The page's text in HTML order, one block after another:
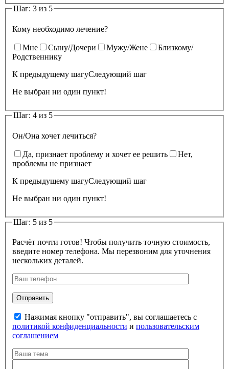
Шаг: 3 из 5
Кому необходимо лечение?
Мне Сыну/Дочери Мужу/Жене
Близкому/
Родственнику
К предыдущему шагуСледующий шаг
Не выбран ни один пункт!
Шаг: 4 из 5
Он/Она хочет лечиться?
Да, признает проблему и хочет ее решить
Нет,
проблемы не признает
К предыдущему шагуСледующий шаг
Не выбран ни один пункт!
Шаг: 5 из 5
Расчёт почти готов! Чтобы получить точную стоимость,
введите номер телефона. Мы перезвоним для уточнения
нескольких деталей.
Нажимая кнопку "отправить", вы соглашаетесь с
политикой конфиденциальности и пользовательским
соглашением